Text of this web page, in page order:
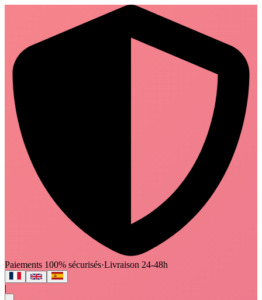
Paiements 100% sécurisés·Livraison 24-48h
|